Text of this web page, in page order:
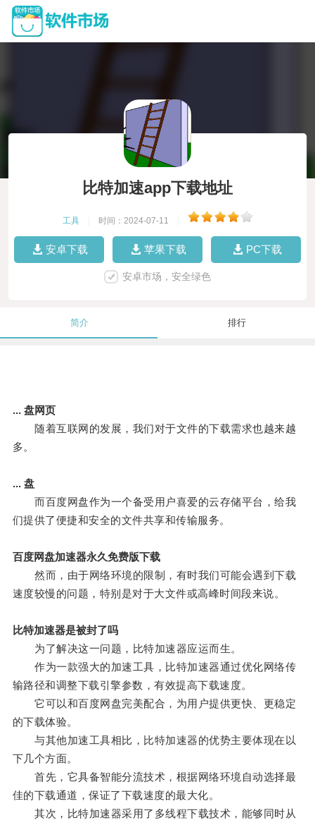
比特加速app下载地址
工具 时间：2024-07-11
安卓下载 苹果下载 PC下载
安卓市场，安全绿色
简介 排行
... 盘网页
随着互联网的发展，我们对于文件的下载需求也越来越
多。
... 盘
而百度网盘作为一个备受用户喜爱的云存储平台，给我
们提供了便捷和安全的文件共享和传输服务。
百度网盘加速器永久免费版下载
然而，由于网络环境的限制，有时我们可能会遇到下载
速度较慢的问题，特别是对于大文件或高峰时间段来说。
比特加速器是被封了吗
为了解决这一问题，比特加速器应运而生。
作为一款强大的加速工具，比特加速器通过优化网络传
输路径和调整下载引擎参数，有效提高下载速度。
它可以和百度网盘完美配合，为用户提供更快、更稳定
的下载体验。
与其他加速工具相比，比特加速器的优势主要体现在以
下几个方面。
首先，它具备智能分流技术，根据网络环境自动选择最
佳的下载通道，保证了下载速度的最大化。
其次，比特加速器采用了多线程下载技术，能够同时从